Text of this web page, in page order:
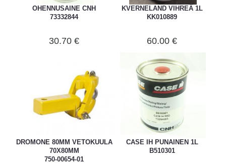
OHENNUSAINE CNH
73332844
30.70 €
KVERNELAND VIHREÄ 1L
KK010889
60.00 €
DROMONE 80MM VETOKUULA
70X80MM
750-00654-01
CASE IH PUNAINEN 1L
B510301